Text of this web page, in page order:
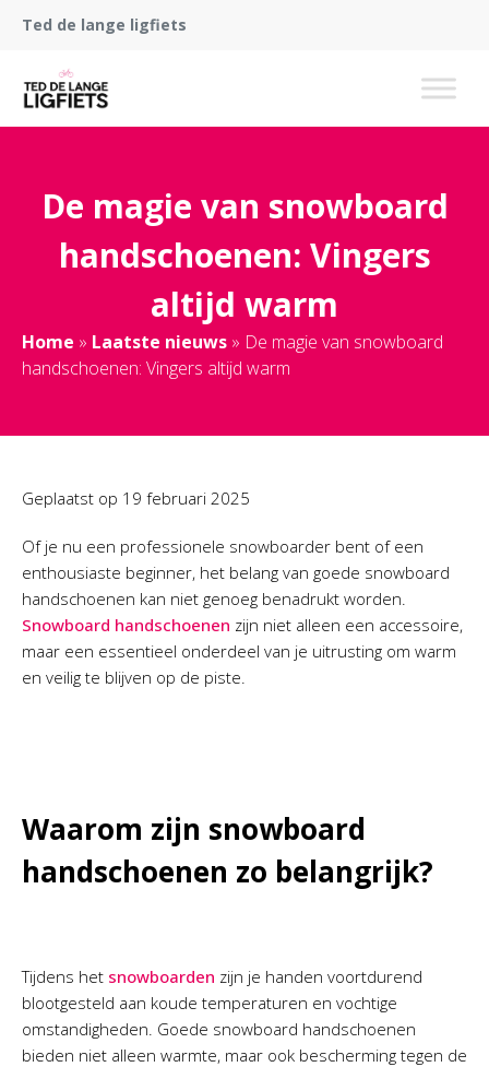
Ted de lange ligfiets
De magie van snowboard
handschoenen: Vingers
altijd warm
Home » Laatste nieuws » De magie van snowboard
handschoenen: Vingers altijd warm
Geplaatst op 19 februari 2025
Of je nu een professionele snowboarder bent of een
enthousiaste beginner, het belang van goede snowboard
handschoenen kan niet genoeg benadrukt worden.
Snowboard handschoenen zijn niet alleen een accessoire,
maar een essentieel onderdeel van je uitrusting om warm
en veilig te blijven op de piste.
Waarom zijn snowboard
handschoenen zo belangrijk?
Tijdens het snowboarden zijn je handen voortdurend
blootgesteld aan koude temperaturen en vochtige
omstandigheden. Goede snowboard handschoenen
bieden niet alleen warmte, maar ook bescherming tegen de